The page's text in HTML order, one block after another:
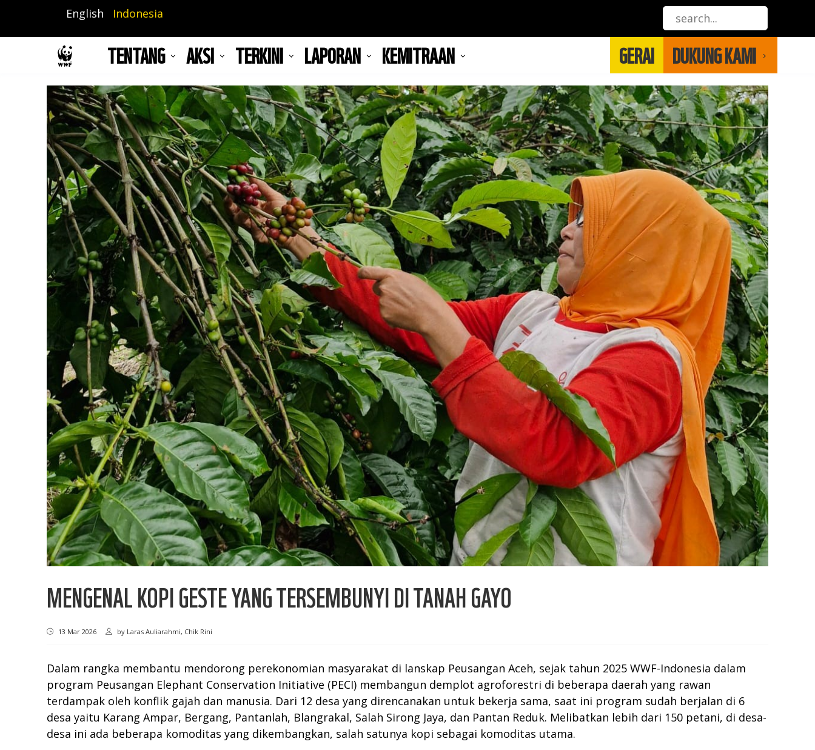
isi
English Indonesia
TENTANG AKSI TERKINI LAPORAN KEMITRAAN GERAI DUKUNG KAMI
MENGENAL KOPI GESTE YANG TERSEMBUNYI DI TANAH GAYO
13 Mar 2026 by Laras Auliarahmi, Chik Rini
Dalam rangka membantu mendorong perekonomian masyarakat di lanskap Peusangan Aceh, sejak tahun 2025 WWF-Indonesia dalam
program Peusangan Elephant Conservation Initiative (PECI) membangun demplot agroforestri di beberapa daerah yang rawan
terdampak oleh konflik gajah dan manusia. Dari 12 desa yang direncanakan untuk bekerja sama, saat ini program sudah berjalan di 6
desa yaitu Karang Ampar, Bergang, Pantanlah, Blangrakal, Salah Sirong Jaya, dan Pantan Reduk. Melibatkan lebih dari 150 petani, di desa-
desa ini ada beberapa komoditas yang dikembangkan, salah satunya kopi sebagai komoditas utama.